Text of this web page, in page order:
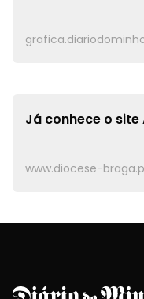
Já conhece o site
www.diocese-